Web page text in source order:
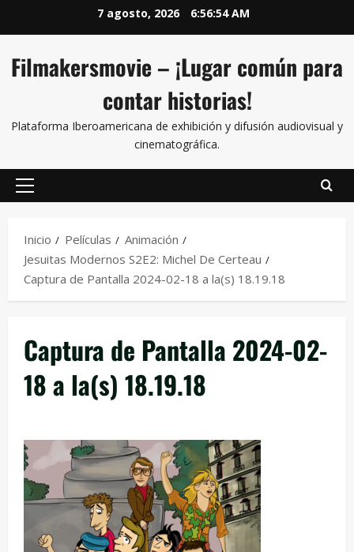
7 agosto, 2026 6:56:54 AM
Filmakersmovie – ¡Lugar común para
contar historias!
Plataforma Iberoamericana de exhibición y difusión audiovisual y
cinematográfica.
Inicio Películas
Animación
Jesuitas Modernos S2E2: Michel De Certeau
Captura de Pantalla 2024-02-18 a la(s) 18.19.18
Captura de Pantalla 2024-02-
18 a la(s) 18.19.18